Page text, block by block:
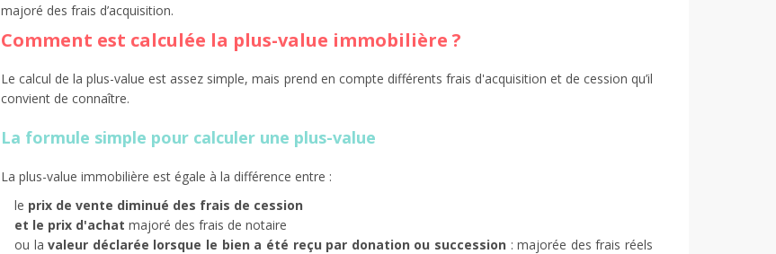
majoré des frais d’acquisition.
Comment est calculée la plus-value immobilière ?
Le calcul de la plus-value est assez simple, mais prend en compte différents frais d'acquisition et de cession qu’il
convient de connaître.
La formule simple pour calculer une plus-value
La plus-value immobilière est égale à la différence entre :
le prix de vente diminué des frais de cession
et le prix d'achat majoré des frais de notaire
ou lavaleur déclarée lorsque le bien a été reçu par donation ou succession : majorée des frais réels